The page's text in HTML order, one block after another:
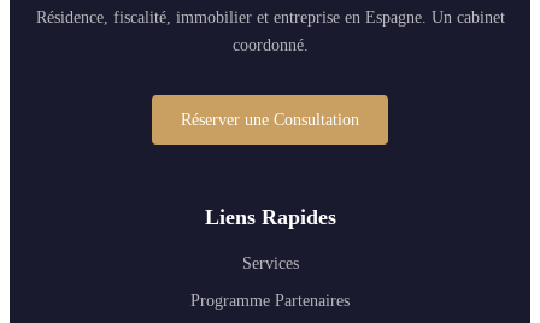
Résidence, fiscalité, immobilier et entreprise en Espagne. Un cabinet
coordonné.
Réserver une Consultation
Liens Rapides
Services
Programme Partenaires